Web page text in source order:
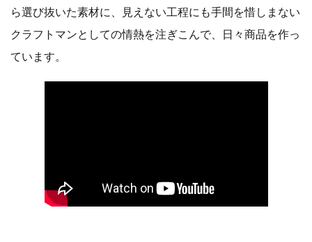
ら選び抜いた素材に、見えない工程にも手間を惜しまない
クラフトマンとしての情熱を注ぎこんで、日々商品を作っ
ています。